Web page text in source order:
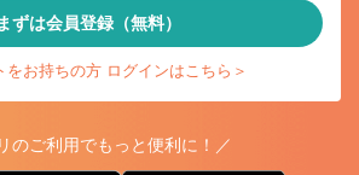
まずは会員登録（無料）
をお持ちの方 ログインはこちら＞
のご利用でもっと便利に！／